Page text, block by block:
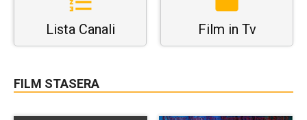
Lista Canali Film in Tv
FILM STASERA